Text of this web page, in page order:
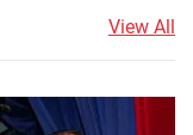
View All